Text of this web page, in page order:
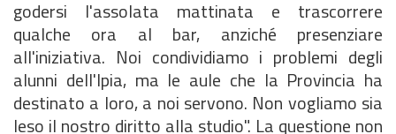
godersi l'assolata mattinata e trascorrere
qualche ora al bar, anziché presenziare
all'iniziativa. Noi condividiamo i problemi degli
alunni dell'Ipia, ma le aule che la Provincia ha
destinato a loro, a noi servono. Non vogliamo sia
leso il nostro diritto alla studio". La questione non